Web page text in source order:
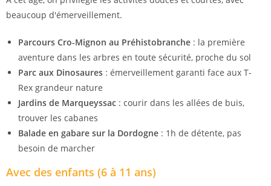
beaucoup d'émerveillement.
Parcours Cro-Mignon au Préhistobranche : la première
aventure dans les arbres en toute sécurité, proche du sol
Parc aux Dinosaures : émerveillement garanti face aux T-
Rex grandeur nature
Jardins de Marqueyssac : courir dans les allées de buis,
trouver les cabanes
Balade en gabare sur la Dordogne : 1h de détente, pas
besoin de marcher
Avec des enfants (6 à 11 ans)